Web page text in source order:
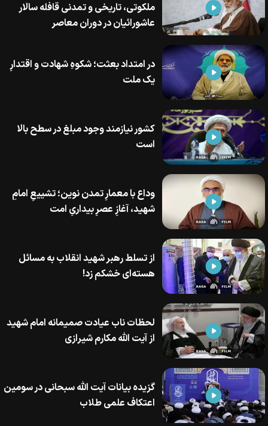
ملکوتی، تاریخی و تمدنی قافله سالار
عاشورائیان در دوران معاصر
در امتداد بعثت؛ شکوهِ شهادت و اقتدارِ
یک ملت
کشور نیازمند وجود مبلغ در سطح بالا
است
وداع با معمارِ تمدن نوین؛ تشییعِ امامِ
شهید، آغازِ عصرِ بیداریِ امت
از تسلط رهبر شهید انقلاب به مسائل
هسته‌ای خشکم زد!
لحظات ناب عیادت صمیمانه امام شهید
از آیت الله مکارم شیرازی
گزیده بیانات آیت الله سبحانی در سومین
اعتکاف علمی طلاب